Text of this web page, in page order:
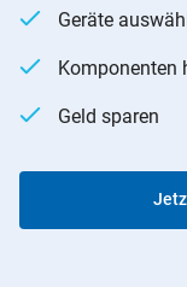
Geräte
Komponenten
Geld sparen